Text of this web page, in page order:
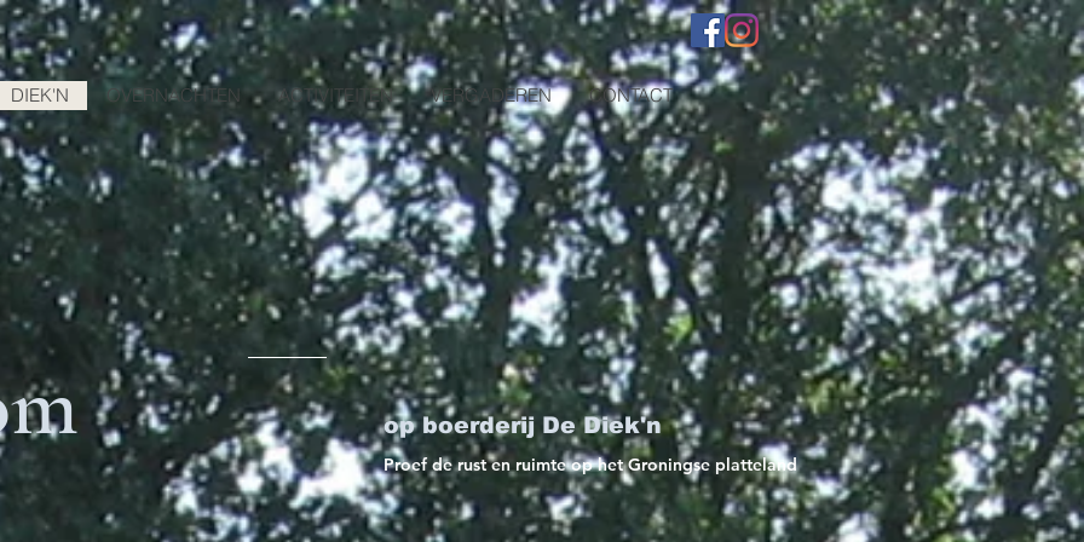
DIEK'N OVERNACHTEN ACTIVITEITEN VERGADEREN CONTACT
op boerderij De Diek'n
Proef de rust en ruimte op het Groningse platteland